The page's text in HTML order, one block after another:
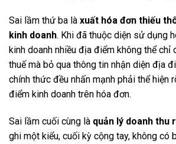
Sai lầm thứ ba là xuất hóa đơn thiếu
kinh doanh. Khi đã thuộc diện sử dụng
kinh doanh nhiều địa điểm không thể chỉ
thuế mà bỏ qua thông tin nhận diện địa
chính thức đều nhấn mạnh phải thể hiện
điểm kinh doanh trên hóa đơn.
Sai lầm cuối cùng là quản lý doanh thu
ghi một kiểu, cuối kỳ cộng tay, không có